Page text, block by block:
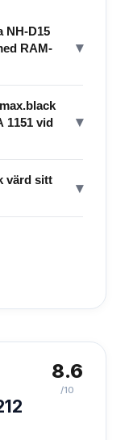
NH-D15
RAM-
▾
1151 vid
▾
värd sitt
▾
8.6
/10